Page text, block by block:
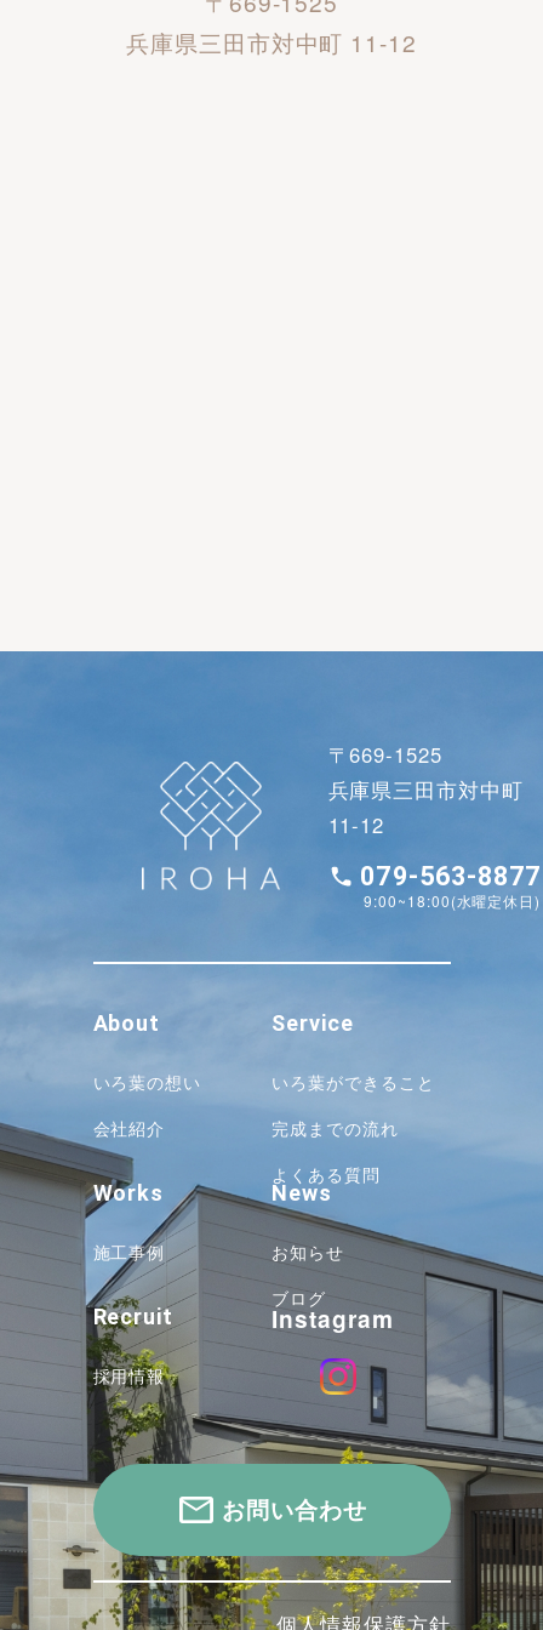
兵庫県三田市対中町 11-12
〒669-1525
兵庫県三田市対中町
11-12
079-563-8877
9:00~18:00(水曜定休日)
About
いろ葉の想い
会社紹介
Service
いろ葉ができること
完成までの流れ
よくある質問
Works
施工事例
News
お知らせ
ブログ
Recruit
採用情報
Instagram
お問い合わせ